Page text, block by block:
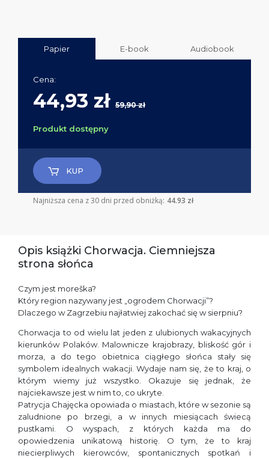
Papier E-book Audiobook
Cena:
44,93 zł 59,90 zł
Produkt dostępny
KUP
Najniższa cena z 30 dni przed obniżką: 44.93 zł
Opis książki Chorwacja. Ciemniejsza
strona słońca
Czym jest moreška?
Który region nazywany jest „ogrodem Chorwacji”?
Dlaczego w Zagrzebiu najłatwiej zakochać się w sierpniu?
Chorwacja to od wielu lat jeden z ulubionych wakacyjnych
kierunków Polaków. Malownicze krajobrazy, bliskość gór i
morza, a do tego obietnica ciągłego słońca stały się
symbolem idealnych wakacji. Wydaje nam się, że to kraj, o
którym wiemy już wszystko. Okazuje się jednak, że
najciekawsze jest w nim to, co ukryte.
Patrycja Chajęcka opowiada o miastach, które w sezonie są
zaludnione po brzegi, a w innych miesiącach świecą
pustkami. O wyspach, z których każda ma do
opowiedzenia unikatową historię. O tym, że to kraj
niecierpliwych kierowców, spontanicznych spotkań i